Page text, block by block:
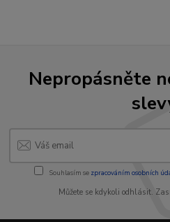
Nepropásněte
Souhlasím se zpracováním osobních
Můžete se kdykoli odhlásit.